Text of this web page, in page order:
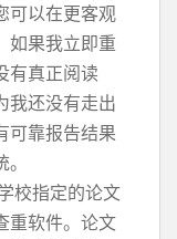
可以在更客观
如果我立即重
有真正阅读
我还没有走出
可靠报告结果
校指定的论文
重软件。论文